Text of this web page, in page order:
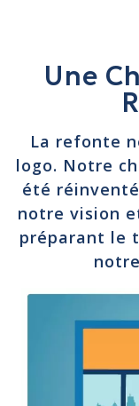
Une
La refonte
logo. Notre
été
notre vision
préparant le